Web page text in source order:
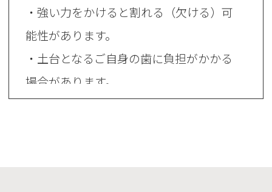
・強い力をかけると割れる（欠ける）可
能性があります。
・土台となるご自身の歯に負担がかかる
場合があります。
・耐久性がやや劣るため数年後に再作製